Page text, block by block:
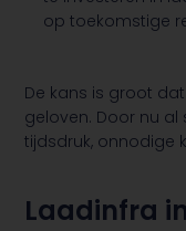
op toekomstige
De kans is groot
geloven. Door nu
tijdsdruk, onnodige
Laadinfra